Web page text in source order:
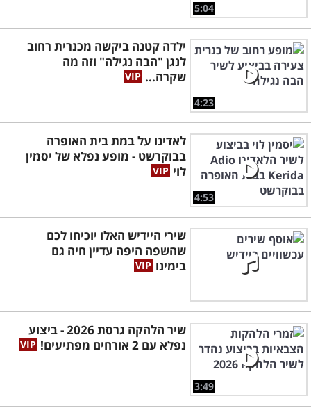
5:04
4:23
ילדה קטנה ביקשה מכנרית רחוב
לנגן "הבה נגילה" וזה מה
שקרה...
4:53
לאדינו על במת בית האופרה
בבוקרשט - מופע נפלא של יסמין
לוי
שירי היידיש האלו יוכיחו לכם
שהשפה היפה עדיין חיה גם
בימינו
3:49
שיר הלהקה גרסת 2026 - ביצוע
נפלא עם 2 אורחים מפתיעים!